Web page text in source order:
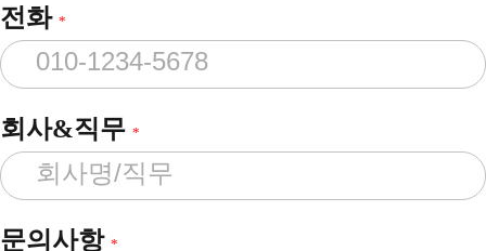
전화 *
회사&직무 *
문의사항 *